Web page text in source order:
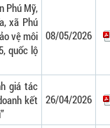
Phú Mỹ,
xã Phú
vệ môi
quốc lộ
08/05/2026
giá tác
kết 26/04/2026